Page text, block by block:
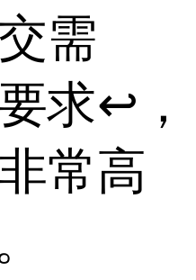
需
求↩，
常高